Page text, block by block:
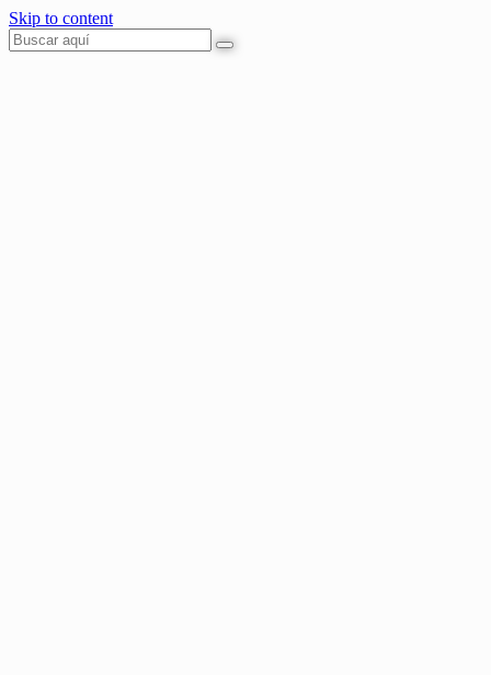
Skip to content